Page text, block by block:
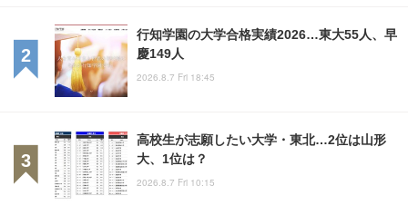
行知学園の大学合格実績2026…東大55人、早
慶149人
2026.8.7 Fri 18:45
高校生が志願したい大学・東北…2位は山形
大、1位は？
2026.8.7 Fri 10:15